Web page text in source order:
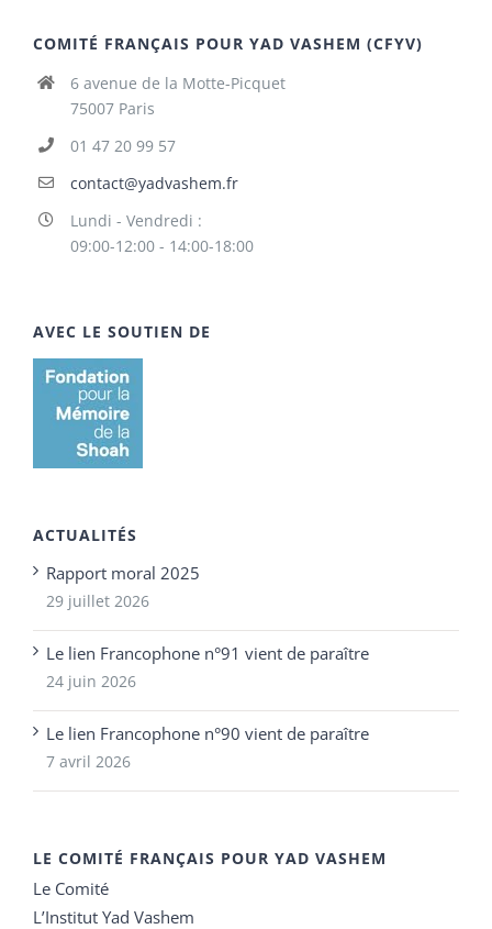
COMITÉ FRANÇAIS POUR YAD VASHEM (CFYV)
6 avenue de la Motte-Picquet
75007 Paris
01 47 20 99 57
contact@yadvashem.fr
Lundi - Vendredi :
09:00-12:00 - 14:00-18:00
AVEC LE SOUTIEN DE
ACTUALITÉS
Rapport moral 2025
29 juillet 2026
Le lien Francophone n°91 vient de paraître
24 juin 2026
Le lien Francophone n°90 vient de paraître
7 avril 2026
LE COMITÉ FRANÇAIS POUR YAD VASHEM
Le Comité
L’Institut Yad Vashem